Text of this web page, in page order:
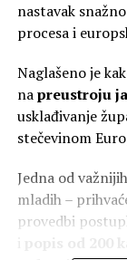
nastavak
procesa i
Naglašeno je
napreustroju
usklađivanje
stečevinom
Jedna od
mladih –
provedbi